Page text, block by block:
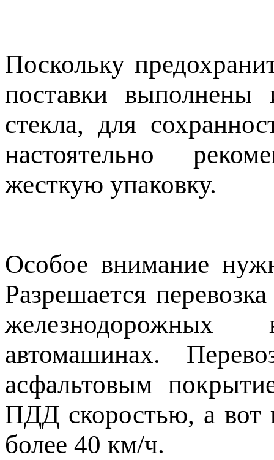
Поскольку
поставки
стекла, для
настоятельно
жесткую упаковку.
Особое внимание
Разрешается
железнодорожных
автомашинах.
асфальтовым
ПДД скоростью, а вот
более 40 км/ч.